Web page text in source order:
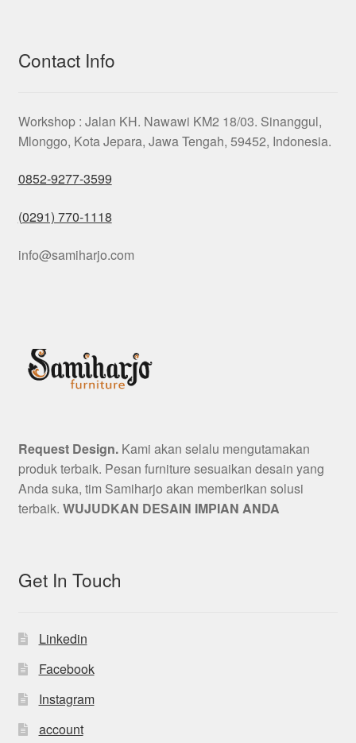
Contact Info
Workshop : Jalan KH. Nawawi KM2 18/03. Sinanggul,
Mlonggo, Kota Jepara, Jawa Tengah, 59452, Indonesia.
0852-9277-3599
(0291) 770-1118
info@samiharjo.com
Request Design.Kami akan selalu mengutamakan
produk terbaik. Pesan furniture sesuaikan desain yang
Anda suka, tim Samiharjo akan memberikan solusi
terbaik. WUJUDKAN DESAIN IMPIAN ANDA
Get In Touch
Linkedin
Facebook
Instagram
account